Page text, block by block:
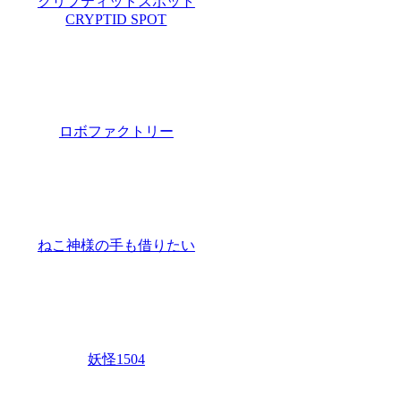
CRYPTID SPOT
ロボファクトリー
ねこ神様の手も借りたい
妖怪1504